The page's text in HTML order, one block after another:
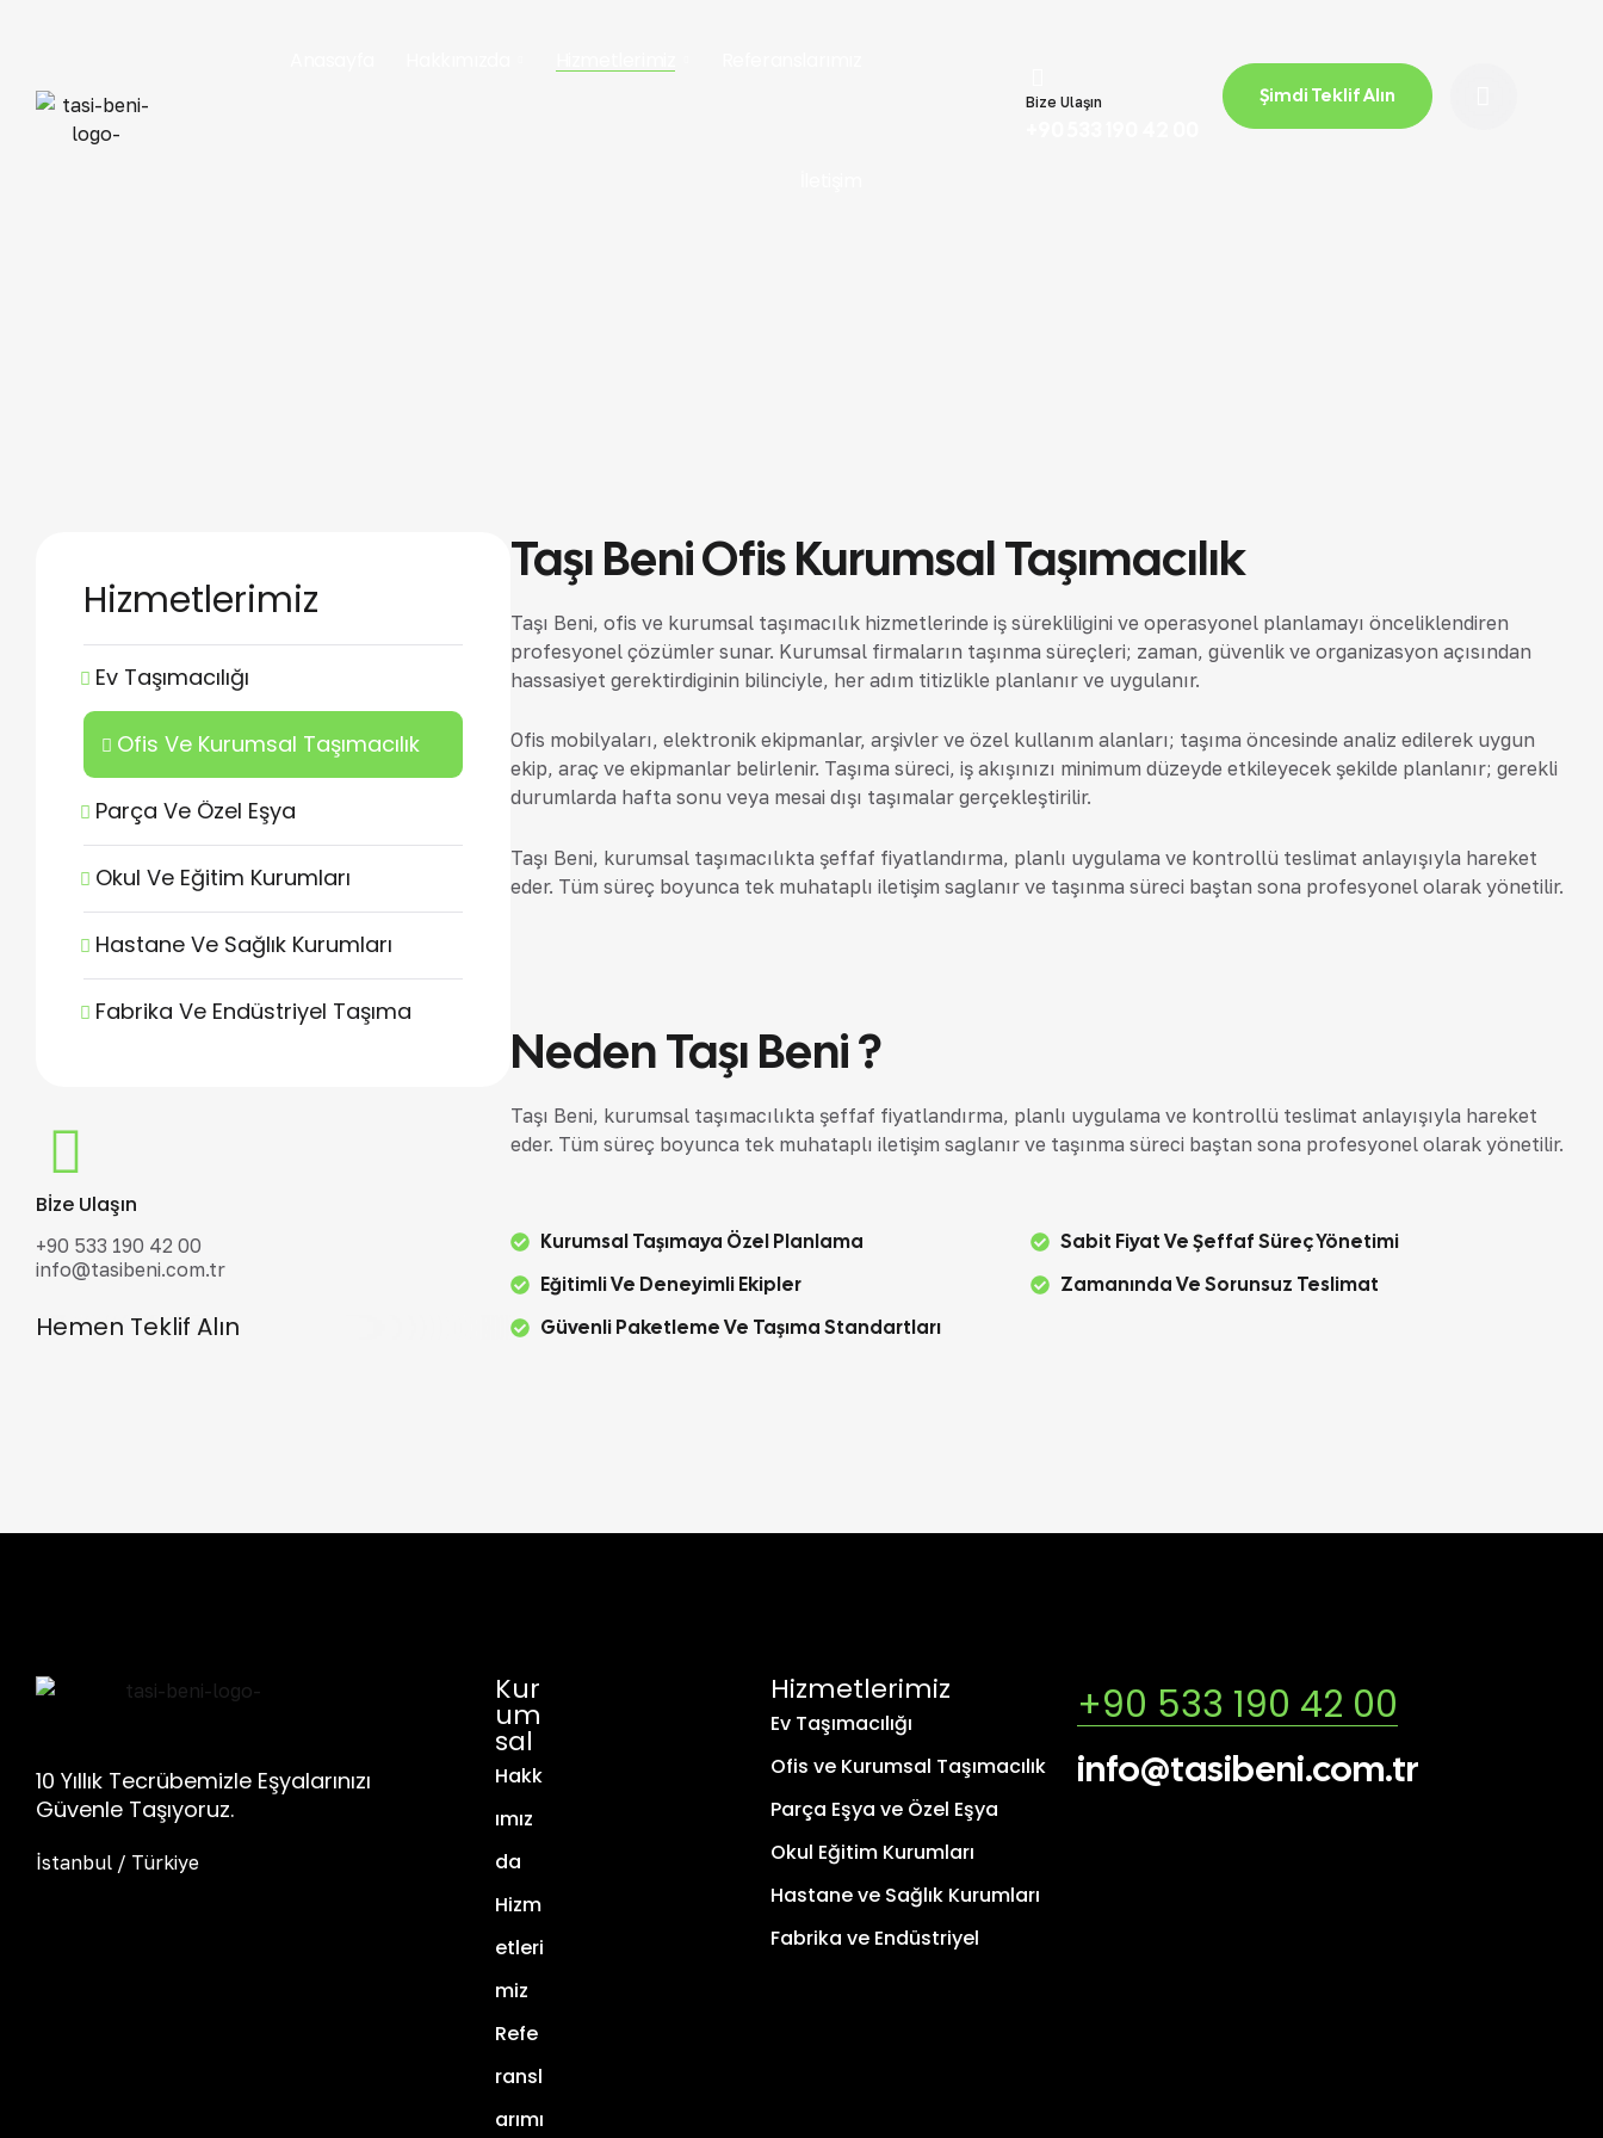
Bize Ulaşın Şimdi Teklif Alın
Hizmetlerimiz
Ev Taşımacılığı
Ofis Ve Kurumsal Taşımacılık
Parça Ve Özel Eşya
Okul Ve Eğitim Kurumları
Hastane Ve Sağlık Kurumları
Fabrika Ve Endüstriyel Taşıma
Bİze Ulaşın
+90 533 190 42 00
info@tasibeni.com.tr
Hemen Teklif Alın
Taşı Beni Ofis Kurumsal Taşımacılık
Taşı Beni, ofis ve kurumsal taşımacılık hizmetlerinde iş sürekliliğini ve operasyonel planlamayı önceliklendiren
profesyonel çözümler sunar. Kurumsal firmaların taşınma süreçleri; zaman, güvenlik ve organizasyon açısından
hassasiyet gerektirdiğinin bilinciyle, her adım titizlikle planlanır ve uygulanır.
Ofis mobilyaları, elektronik ekipmanlar, arşivler ve özel kullanım alanları; taşıma öncesinde analiz edilerek uygun
ekip, araç ve ekipmanlar belirlenir. Taşıma süreci, iş akışınızı minimum düzeyde etkileyecek şekilde planlanır; gerekli
durumlarda hafta sonu veya mesai dışı taşımalar gerçekleştirilir.
Taşı Beni, kurumsal taşımacılıkta şeffaf fiyatlandırma, planlı uygulama ve kontrollü teslimat anlayışıyla hareket
eder. Tüm süreç boyunca tek muhataplı iletişim sağlanır ve taşınma süreci baştan sona profesyonel olarak yönetilir.
Neden Taşı Beni ?
Taşı Beni, kurumsal taşımacılıkta şeffaf fiyatlandırma, planlı uygulama ve kontrollü teslimat anlayışıyla hareket
eder. Tüm süreç boyunca tek muhataplı iletişim sağlanır ve taşınma süreci baştan sona profesyonel olarak yönetilir.
Kurumsal Taşımaya Özel Planlama
Eğitimli Ve Deneyimli Ekipler
Güvenli Paketleme Ve Taşıma Standartları
Sabit Fiyat Ve Şeffaf Süreç Yönetimi
Zamanında Ve Sorunsuz Teslimat
10 Yıllık Tecrübemizle Eşyalarınızı
Güvenle Taşıyoruz.
İstanbul / Türkiye
Kur
Um
Sal
Hakk
Imız
Da
Hizm
Etleri
Miz
Refe
Ransl
Arımı
Hizmetlerimiz
Ev Taşımacılığı
Ofis ve Kurumsal Taşımacılık
Parça Eşya ve Özel Eşya
Okul Eğitim Kurumları
Hastane ve Sağlık Kurumları
Fabrika ve Endüstriyel
+90 533 190 42 00
info@tasibeni.com.tr